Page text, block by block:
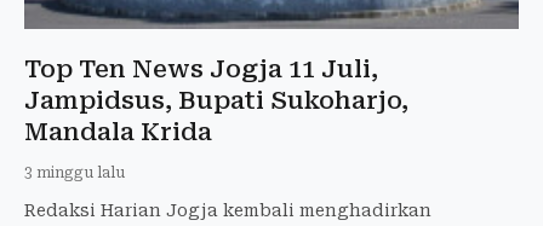
Top Ten News Jogja 11 Juli,
Jampidsus, Bupati Sukoharjo,
Mandala Krida
3 minggu lalu
Redaksi Harian Jogja kembali menghadirkan